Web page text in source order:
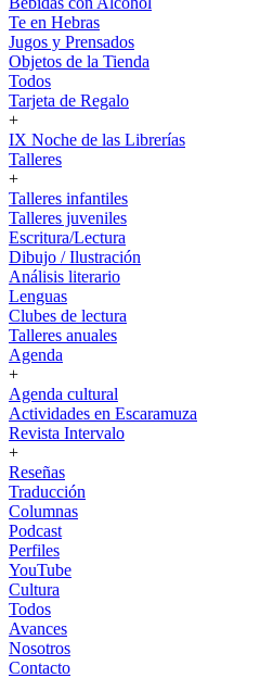
Te en Hebras
Jugos y Prensados
Objetos de la Tienda
Todos
Tarjeta de Regalo
+
IX Noche de las Librerías
Talleres
+
Talleres infantiles
Talleres juveniles
Escritura/Lectura
Dibujo / Ilustración
Análisis literario
Lenguas
Clubes de lectura
Talleres anuales
Agenda
+
Agenda cultural
Actividades en Escaramuza
Revista Intervalo
+
Reseñas
Traducción
Columnas
Podcast
Perfiles
YouTube
Cultura
Todos
Avances
Nosotros
Contacto